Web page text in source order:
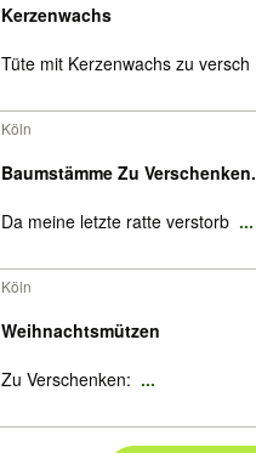
Kerzenwachs
Tüte mit Kerzenwachs zu versch
Köln
Baumstämme Zu Verschenken.
Da meine letzte ratte verstorb ...
Köln
Weihnachtsmützen
Zu Verschenken: ...